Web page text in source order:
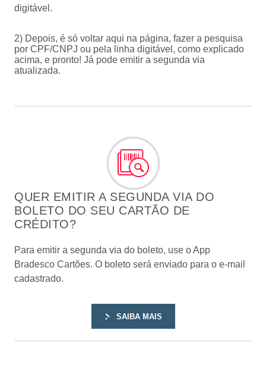
digitável.
2) Depois, é só voltar aqui na página, fazer a pesquisa
por CPF/CNPJ ou pela linha digitável, como explicado
acima, e pronto! Já pode emitir a segunda via
atualizada.
QUER EMITIR A SEGUNDA VIA DO
BOLETO DO SEU CARTÃO DE
CRÉDITO?
Para emitir a segunda via do boleto, use o App
Bradesco Cartões. O boleto será enviado para o e-mail
cadastrado.
SAIBA MAIS